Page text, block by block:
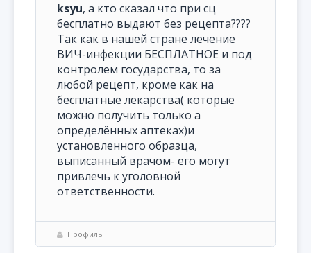
ksyu, а кто сказал что при сц
бесплатно выдают без рецепта????
Так как в нашей стране лечение
ВИЧ-инфекции БЕСПЛАТНОЕ и под
контролем государства, то за
любой рецепт, кроме как на
бесплатные лекарства( которые
можно получить только а
определённых аптеках)и
установленного образца,
выписанный врачом- его могут
привлечь к уголовной
ответственности.
Профиль